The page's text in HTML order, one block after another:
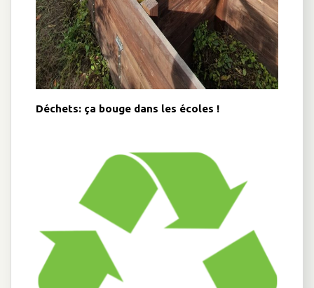
Déchets: ça bouge dans les écoles !